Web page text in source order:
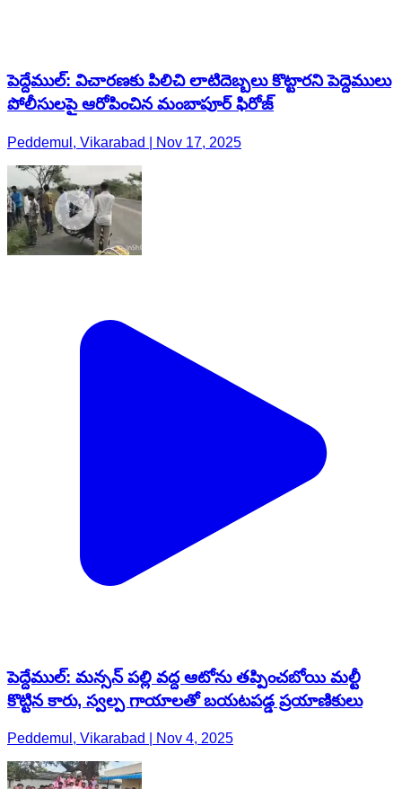
పెద్దేముల్: విచారణకు పిలిచి లాటిదెబ్బలు కొట్టారని పెద్దెములు
పోలీసులపై ఆరోపించిన మంబాపూర్ ఫిరోజ్
Peddemul, Vikarabad | Nov 17, 2025
పెద్దేముల్: మన్సన్ పల్లి వద్ద ఆటోను తప్పించబోయి మల్టీ
కొట్టిన కారు, స్వల్ప గాయాలతో బయటపడ్డ ప్రయాణికులు
Peddemul, Vikarabad | Nov 4, 2025